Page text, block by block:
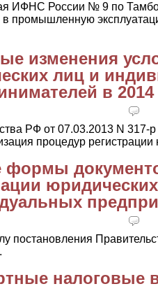
ИФНС России № 9 по
промышленную
изменения
лиц и
в 2014
РФ от 07.03.2013 N 317-
процедур
постановления